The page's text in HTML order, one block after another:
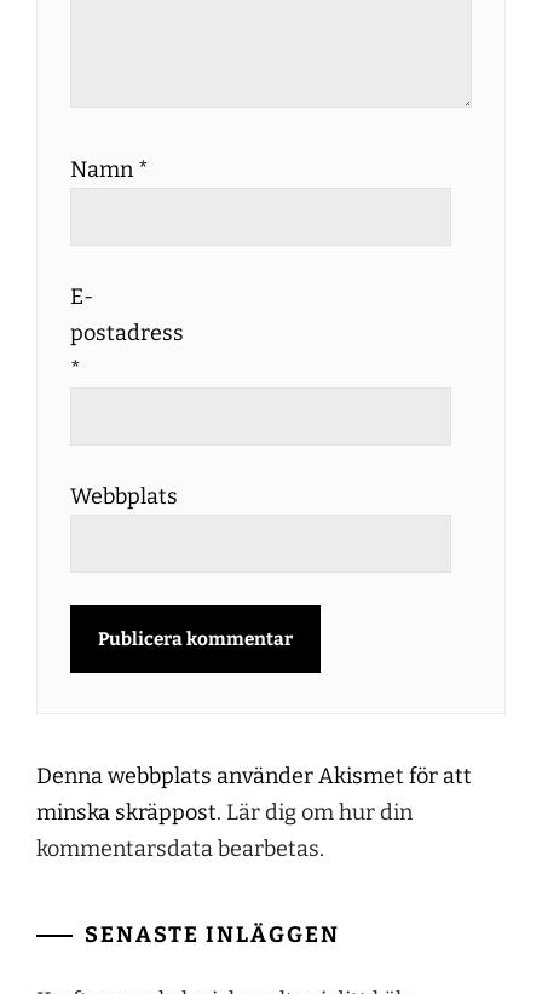
Namn *
E-
postadress
*
Webbplats
Denna webbplats använder Akismet för att
minska skräppost. Lär dig om hur din
kommentarsdata bearbetas.
SENASTE INLÄGGEN